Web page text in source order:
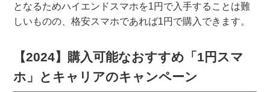
となるためハイエンドスマホを1円で入手することは難
しいものの、格安スマホであれば1円で購入できます。
【2024】購入可能なおすすめ「1円スマ
ホ」とキャリアのキャンペーン